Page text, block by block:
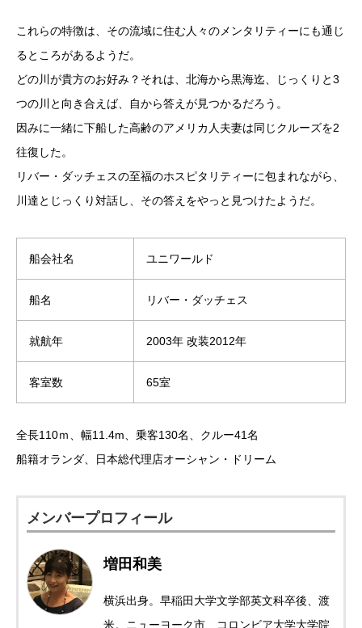
これらの特徴は、その流域に住む人々のメンタリティーにも通じ
るところがあるようだ。
どの川が貴方のお好み？それは、北海から黒海迄、じっくりと3
つの川と向き合えば、自から答えが見つかるだろう。
因みに一緒に下船した高齢のアメリカ人夫妻は同じクルーズを2
往復した。
リバー・ダッチェスの至福のホスピタリティーに包まれながら、
川達とじっくり対話し、その答えをやっと見つけたようだ。
船会社名 ユニワールド
船名 リバー・ダッチェス
就航年 2003年 改装2012年
客室数 65室
全長110ｍ、幅11.4m、乗客130名、クルー41名
船籍オランダ、日本総代理店オーシャン・ドリーム
メンバープロフィール
増田和美
横浜出身。早稲田大学文学部英文科卒後、渡
米。ニューヨーク市、コロンビア大学大学院